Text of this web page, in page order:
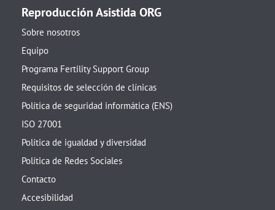
Reproducción Asistida ORG
Sobre nosotros
Equipo
Programa Fertility Support Group
Requisitos de selección de clínicas
Política de seguridad informática (ENS)
ISO 27001
Política de igualdad y diversidad
Política de Redes Sociales
Contacto
Accesibilidad